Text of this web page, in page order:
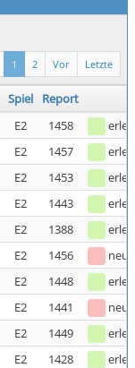
Letzte
Vor
2
1
Spiel
Report
E2 1458
E2 1457
E2 1453
E2 1443
E2 1388
E2 1456
neu
E2 1448
E2 1441
neu
E2 1449
E2 1428